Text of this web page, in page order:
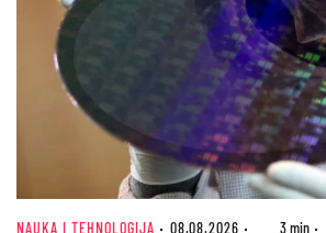
NAUKA I TEHNOLOGIJA 08.08.2026 3 min